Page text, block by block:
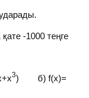
-1000 теңге
3) б) f(x)=